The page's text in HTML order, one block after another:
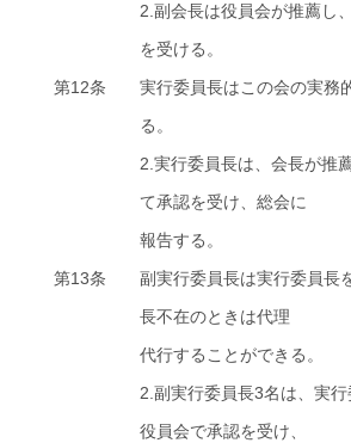
2.副会長は役員会が推薦し
を受ける。
第12条
実行委員長はこの会の実務
る。
2.実行委員長は、会長が推
て承認を受け、総会に
報告する。
第13条
副実行委員長は実行委員長
長不在のときは代理
代行することができる。
2.副実行委員長3名は、実行
役員会で承認を受け、